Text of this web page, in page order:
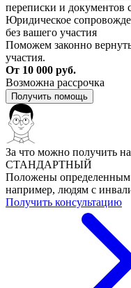
переписки и документов
Юридическое
без вашего участия
Поможем законно
участия.
От 10 000 руб.
Возможна рассрочка
Получить помощь
За что можно получить
СТАНДАРТНЫЙ
Положены определенным
например, людям с
Получить консультацию